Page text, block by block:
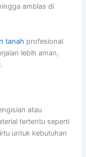
amblas di
tanah profesional
lebih aman,
atau
tertentu seperti
untuk kebutuhan